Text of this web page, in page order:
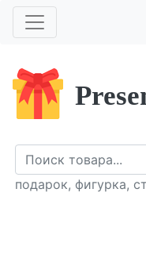
подарок, фигурка,